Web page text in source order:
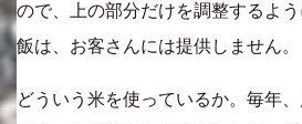
ので、上の部分だけを調整するよ
飯は、お客さんには提供しません。
どういう米を使っているか。毎年